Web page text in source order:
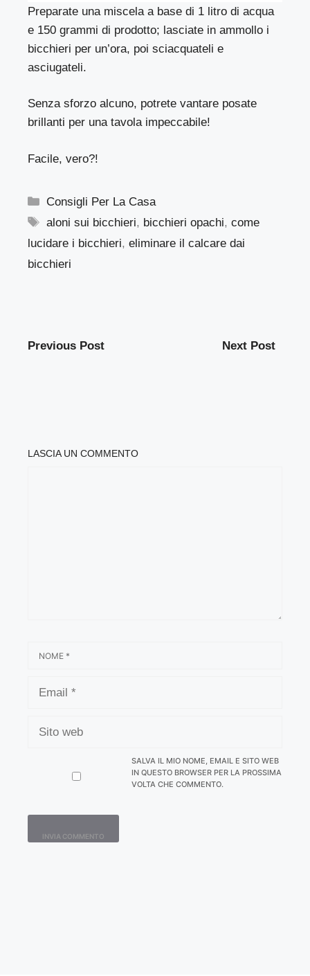
Preparate una miscela a base di 1 litro di acqua
e 150 grammi di prodotto; lasciate in ammollo i
bicchieri per un’ora, poi sciacquateli e
asciugateli.
Senza sforzo alcuno, potrete vantare posate
brillanti per una tavola impeccabile!
Facile, vero?!
Categorie
Consigli Per La Casa
Tag
aloni sui bicchieri, bicchieri opachi,come
lucidare i bicchieri, eliminare il calcare dai
bicchieri
Previous Post Next Post
LASCIA UN COMMENTO
WEB
SALVA IL MIO NOME, EMAIL E SITO WEB
IN QUESTO BROWSER PER LA PROSSIMA
VOLTA CHE COMMENTO.